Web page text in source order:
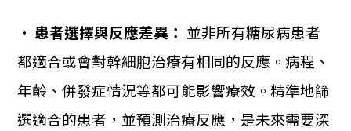
• 患者選擇與反應差異： 並非所有糖尿病患者
都適合或會對幹細胞治療有相同的反應。病程、
年齡、併發症情況等都可能影響療效。精準地篩
選適合的患者，並預測治療反應，是未來需要深